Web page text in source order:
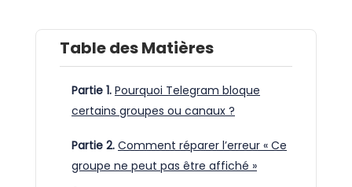
Table des Matières
Partie 1. Pourquoi Telegram bloque
certains groupes ou canaux ?
Partie 2. Comment réparer l’erreur « Ce
groupe ne peut pas être affiché »